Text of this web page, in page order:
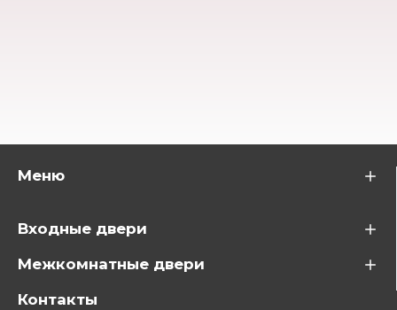
Меню
Входные двери
Межкомнатные двери
Контакты